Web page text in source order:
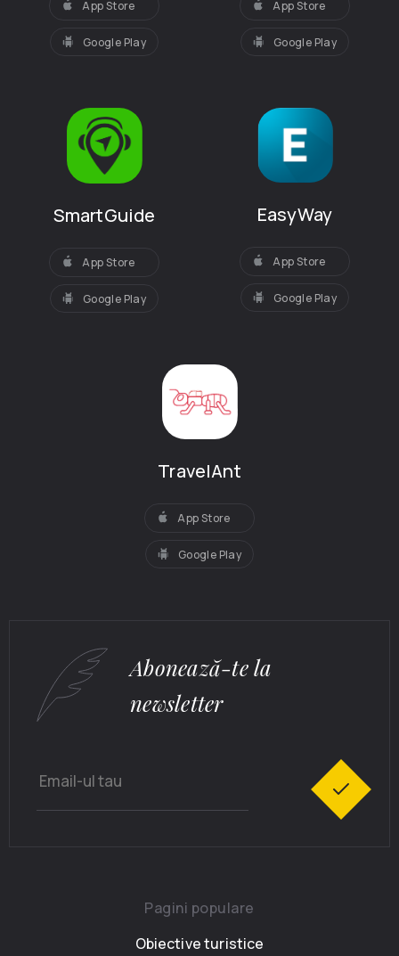
App Store
Google Play
App Store
Google Play
SmartGuide
App Store
Google Play
EasyWay
App Store
Google Play
TravelAnt
App Store
Google Play
Abonează-te la
newsletter
Pagini populare
Obiective turistice